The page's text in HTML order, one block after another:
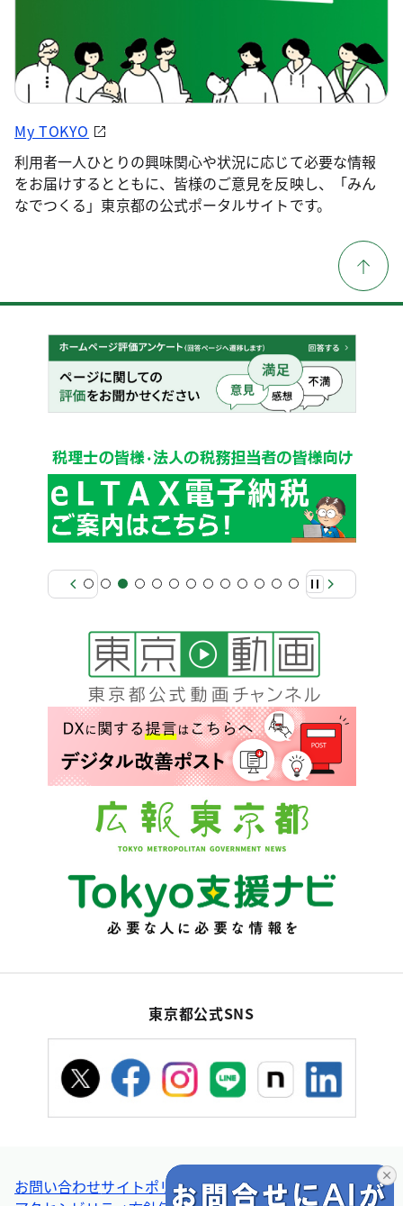
My TOKYO
利用者一人ひとりの興味関心や状況に応じて必要な情報
をお届けするとともに、皆様のご意見を反映し、「みん
なでつくる」東京都の公式ポータルサイトです。
東京都公式SNS
お問い合わせサイトポリシー個人情報の取扱い